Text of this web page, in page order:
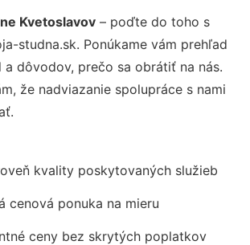
Kvetoslavov – poďte do toho s
studna.sk. Ponúkame vám prehľad
a dôvodov, prečo sa obrátiť na nás.
že nadviazanie spolupráce s nami
kvality poskytovaných služieb
cenová ponuka na mieru
ceny bez skrytých poplatkov